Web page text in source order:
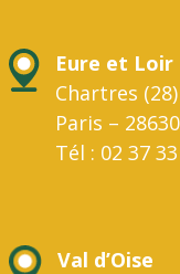
Eure et Loir
Chartres
Paris –
Tél : 02 37
Val d’Oise